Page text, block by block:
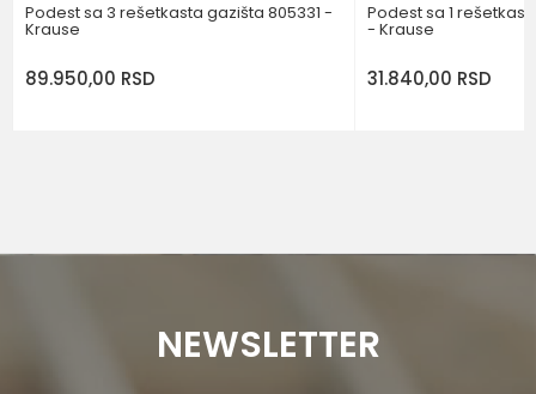
Podest sa 3 rešetkasta gazišta 805331 -
Krause
89.950,00 RSD
Podest sa 1
- Krause
31.840,00 RSD
NEWSLETTER